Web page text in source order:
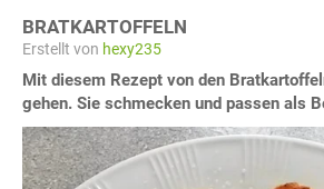
BRATKARTOFFELN
Erstellt von hexy235
Mit diesem Rezept von den
gehen. Sie schmecken und passen als